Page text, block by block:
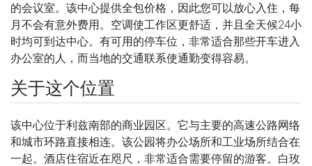
的会议室。该中心提供全包价格，因此您可以放心入住，每
月不会有意外费用。空调使工作区更舒适，并且全天候24小
时均可到达中心。有可用的停车位，非常适合那些开车进入
办公室的人，而当地的交通联系使通勤变得容易。
关于这个位置
该中心位于利兹南部的商业园区。它与主要的高速公路网络
和城市环路直接相连。该公园将办公场所和工业场所结合在
一起。酒店住宿近在咫尺，非常适合需要停留的游客。白玫